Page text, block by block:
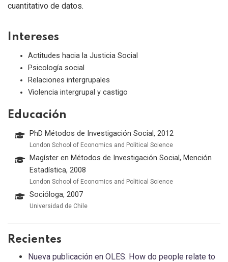
cuantitativo de datos.
Intereses
Actitudes hacia la Justicia Social
Psicología social
Relaciones intergrupales
Violencia intergrupal y castigo
Educación
PhD Métodos de Investigación Social, 2012
London School of Economics and Political Science
Magíster en Métodos de Investigación Social, Mención
Estadística, 2008
London School of Economics and Political Science
Socióloga, 2007
Universidad de Chile
Recientes
Nueva publicación en OLES. How do people relate to